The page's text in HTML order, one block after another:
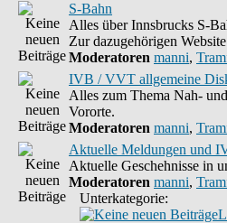
S-Bahn
Alles über Innsbrucks S-
Zur dazugehörigen
Moderatoren manni,
IVB / VVT allgemeine
Alles zum Thema Nah-
Vororte.
Moderatoren manni,
Aktuelle Meldungen und
Aktuelle Geschehnisse in
Moderatoren manni,
Unterkategorie: